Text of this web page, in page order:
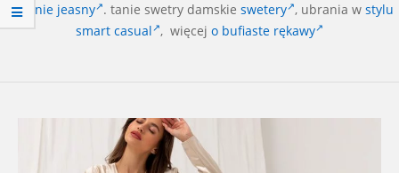
spodnie jeasny . tanie swetry damskie swetery , ubrania w stylu
smart casual , więcej o bufiaste rękawy